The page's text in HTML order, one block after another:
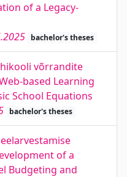
of a Legacy-
bachelor's theses
võrrandite
based Learning
School Equations
bachelor's theses
of a
Budgeting and